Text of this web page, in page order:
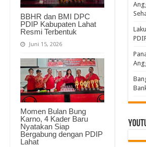
BBHR dan BMI DPC
PDIP Kabupaten Lahat
Resmi Terbentuk
Juni 15, 2026
Momen Bulan Bung
Karno, 4 Kader Baru
Nyatakan Siap
Bergabung dengan PDIP
Lahat